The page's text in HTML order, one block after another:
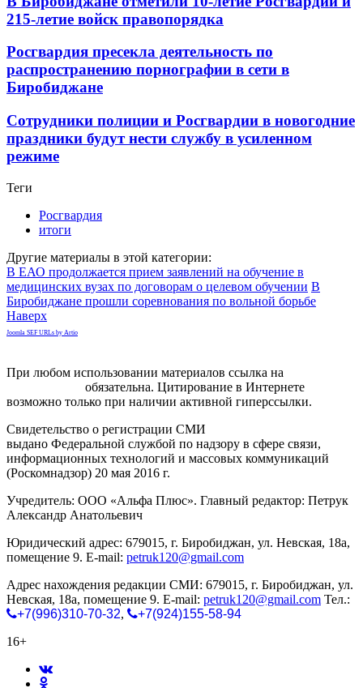
215-летие войск правопорядка
Росгвардия пресекла деятельность по
распространению порнографии в сети в
Биробиджане
Сотрудники полиции и Росгвардии в новогодние
праздники будут нести службу в усиленном
режиме
Теги
Росгвардия
итоги
Другие материалы в этой категории:
В ЕАО продолжается прием заявлений на обучение в
медицинских вузах по договорам о целевом обучении В
Биробиджане прошли соревнования по вольной борьбе
Наверх
Joomla SEF URLs by Artio
При любом использовании материалов ссылка на
обязательна. Цитирование в Интернете
возможно только при наличии активной гиперссылки.
Свидетельство о регистрации СМИ
выдано Федеральной службой по надзору в сфере связи,
информационных технологий и массовых коммуникаций
(Роскомнадзор) 20 мая 2016 г.
Учредитель: ООО «Альфа Плюс». Главный редактор: Петрук
Александр Анатольевич
Юридический адрес: 679015, г. Биробиджан, ул. Невская, 18а,
помещение 9. E-mail: petruk120@gmail.com
Адрес нахождения редакции СМИ: 679015, г. Биробиджан, ул.
Невская, 18а, помещение 9. E-mail: petruk120@gmail.com Тел.:
+7(996)310-70-32,
+7(924)155-58-94
16+